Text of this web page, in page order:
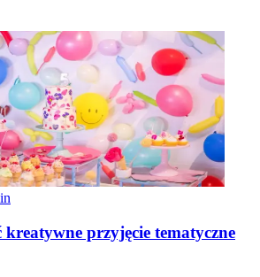
przyjęcie tematyczne